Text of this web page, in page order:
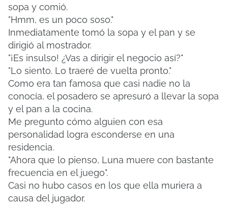
sopa y comió.
"Hmm, es un poco soso."
Inmediatamente tomó la sopa y el pan y se
dirigió al mostrador.
"¡Es insulso! ¿Vas a dirigir el negocio así?"
"Lo siento. Lo traeré de vuelta pronto."
Como era tan famosa que casi nadie no la
conocía, el posadero se apresuró a llevar la sopa
y el pan a la cocina.
Me pregunto cómo alguien con esa
personalidad logra esconderse en una
residencia.
"Ahora que lo pienso, Luna muere con bastante
frecuencia en el juego".
Casi no hubo casos en los que ella muriera a
causa del jugador.